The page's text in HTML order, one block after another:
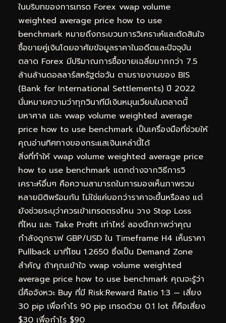
ในบริบทของการเทรด Forex vwap volume
weighted average price how to use
benchmark หมายถึงกระบวนการวิเคราะห์และตัดสินใจ
ซื้อขายคู่เงินโดยอาศัยข้อมูลราคาในอดีตและปัจจุบัน
ตลาด Forex มีปริมาณการซื้อขายเฉลี่ยมากกว่า 7.5
ล้านล้านดอลลาร์สหรัฐต่อวัน ตามรายงานของ BIS
(Bank for International Settlements) ปี 2022
นั่นหมายความว่าทุกวินาทีมีเงินหมุนเวียนในตลาดนี้
มหาศาล และ vwap volume weighted average
price how to use benchmark เป็นเครื่องมือที่ช่วยให้
คุณอ่านทิศทางของกระแสเงินเหล่านี้ได้
สิ่งที่ทำให้ vwap volume weighted average price
how to use benchmark แตกต่างจากวิธีการวิ
เคราะห์อื่นๆ คือความสามารถในการมองเห็นภาพรวม
หลายมิติพร้อมกัน ไม่ใช่แค่บอกว่าราคาจะขึ้นหรือลง แต่
ยังช่วยระบุว่าควรเข้าเทรดตรงไหน วาง Stop Loss
ที่ไหน และ Take Profit เท่าไหร่ ลองนึกภาพว่าคุณ
กำลังดูกราฟ GBP/USD ใน Timeframe H4 เห็นราคา
Pullback มาที่โซน 1.2650 ซึ่งเป็น Demand Zone
สำคัญ ถ้าคุณเข้าใจ vwap volume weighted
average price how to use benchmark คุณจะรู้ว่า
นี่คือจังหวะ Buy ที่มี Risk:Reward Ratio 1:3 — เสี่ยง
30 pip เพื่อกำไร 90 pip เทรดด้วย 0.1 lot ก็คือเสี่ยง
$30 เพื่อกำไร $90